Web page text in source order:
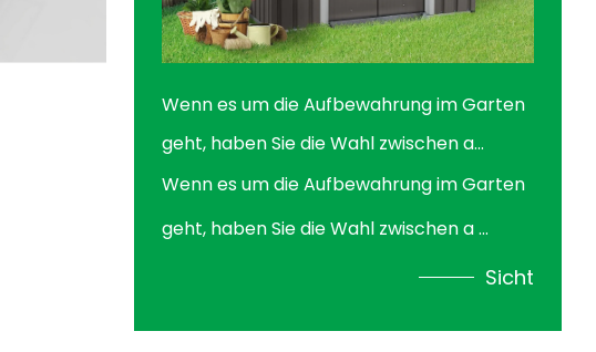
Wenn es um die Aufbewahrung im Garten
geht, haben Sie die Wahl zwischen a
Hüttenschuppen aus Stahl und ein
Lagerschuppen aus Holz kann eine
und Nachteile. Ein Cottage-Schuppen aus
Wenn es um die Aufbewahrung im Garten
geht, haben Sie die Wahl zwischen a ...
Sicht